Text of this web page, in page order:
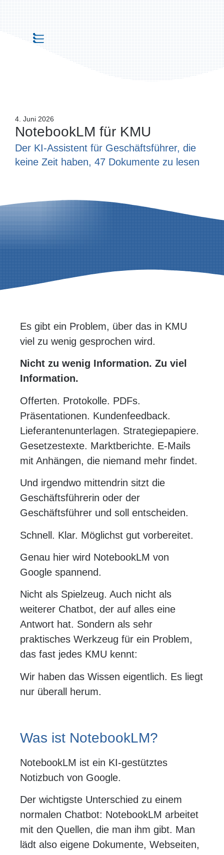
4. Juni 2026
NotebookLM für KMU
Der KI-Assistent für Geschäftsführer, die
keine Zeit haben, 47 Dokumente zu lesen
Es gibt ein Problem, über das in KMU
viel zu wenig gesprochen wird.
Nicht zu wenig Information. Zu viel
Information.
Offerten. Protokolle. PDFs.
Präsentationen. Kundenfeedback.
Lieferantenunterlagen. Strategiepapiere.
Gesetzestexte. Marktberichte. E-Mails
mit Anhängen, die niemand mehr findet.
Und irgendwo mittendrin sitzt die
Geschäftsführerin oder der
Geschäftsführer und soll entscheiden.
Schnell. Klar. Möglichst gut vorbereitet.
Genau hier wird NotebookLM von
Google spannend.
Nicht als Spielzeug. Auch nicht als
weiterer Chatbot, der auf alles eine
Antwort hat. Sondern als sehr
praktisches Werkzeug für ein Problem,
das fast jedes KMU kennt:
Wir haben das Wissen eigentlich. Es liegt
nur überall herum.
Was ist NotebookLM?
NotebookLM ist ein KI-gestütztes
Notizbuch von Google.
Der wichtigste Unterschied zu einem
normalen Chatbot: NotebookLM arbeitet
mit den Quellen, die man ihm gibt. Man
lädt also eigene Dokumente, Webseiten,